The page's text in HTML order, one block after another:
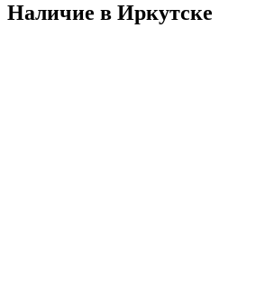
Наличие в Иркутскe